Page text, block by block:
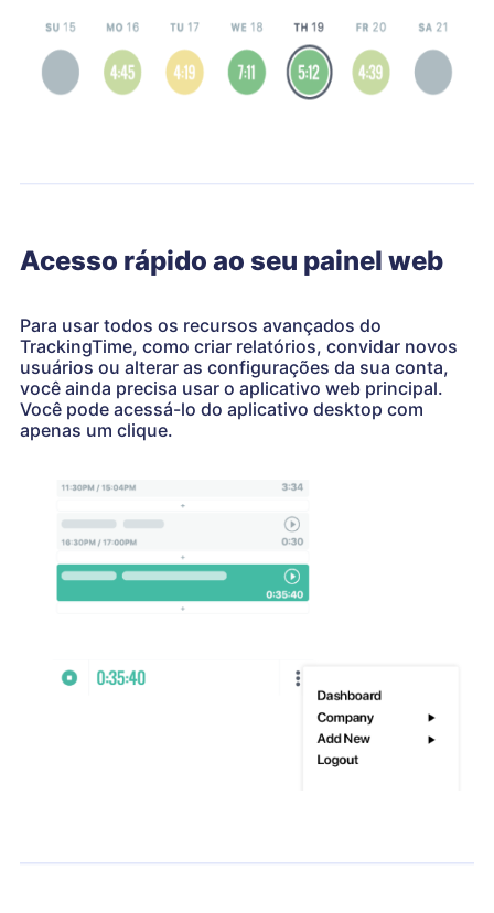
Acesso rápido ao seu painel web
Para usar todos os recursos avançados do
TrackingTime, como criar relatórios, convidar novos
usuários ou alterar as configurações da sua conta,
você ainda precisa usar o aplicativo web principal.
Você pode acessá-lo do aplicativo desktop com
apenas um clique.